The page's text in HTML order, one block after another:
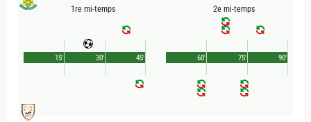
1re mi-temps
45'
15' 30'
2e mi-temps
90'
60' 75'